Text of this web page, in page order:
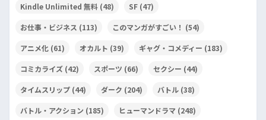
Kindle Unlimited 無料 (48) SF (47)
お仕事・ビジネス (113) このマンガがすごい！ (54)
アニメ化 (61) オカルト (39) ギャグ・コメディー (183)
コミカライズ (42) スポーツ (66) セクシー (44)
タイムスリップ (44) ダーク (204) バトル (38)
バトル・アクション (185) ヒューマンドラマ (248)